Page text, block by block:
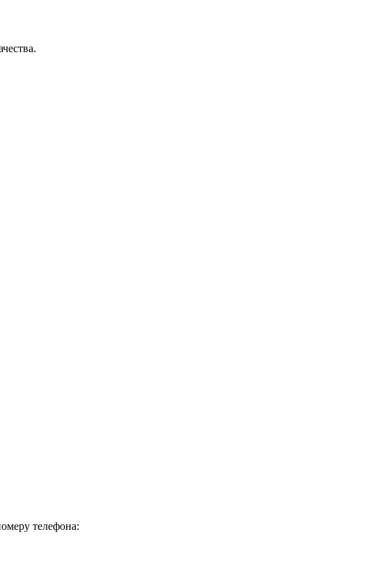
телефона: